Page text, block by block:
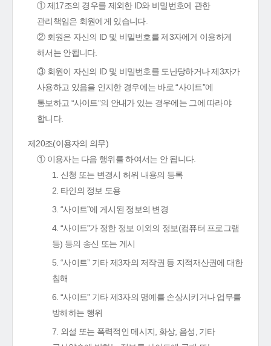
① 제17조의 경우를 제외한 ID와 비밀번호에 관한
관리책임은 회원에게 있습니다.
② 회원은 자신의 ID 및 비밀번호를 제3자에게 이용하게
해서는 안됩니다.
③ 회원이 자신의 ID 및 비밀번호를 도난당하거나 제3자가
사용하고 있음을 인지한 경우에는 바로 “사이트”에
통보하고 “사이트”의 안내가 있는 경우에는 그에 따라야
합니다.
제20조(이용자의 의무)
① 이용자는 다음 행위를 하여서는 안 됩니다.
1. 신청 또는 변경시 허위 내용의 등록
2. 타인의 정보 도용
3. “사이트”에 게시된 정보의 변경
4. “사이트”가 정한 정보 이외의 정보(컴퓨터 프로그램
등) 등의 송신 또는 게시
5. “사이트” 기타 제3자의 저작권 등 지적재산권에 대한
침해
6. “사이트” 기타 제3자의 명예를 손상시키거나 업무를
방해하는 행위
7. 외설 또는 폭력적인 메시지, 화상, 음성, 기타